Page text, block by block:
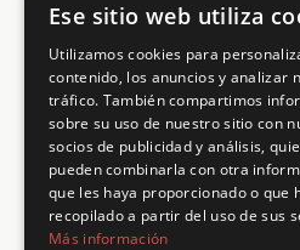
C/ Alameda Principal
Ese sitio web utiliza
Utilizamos cookies para
contenido, los anuncios y analizar
tráfico. También compartimos
sobre su uso de nuestro sitio con
socios de publicidad y análisis,
pueden combinarla con otra
que les haya proporcionado o que
recopilado a partir del uso de sus
Más información